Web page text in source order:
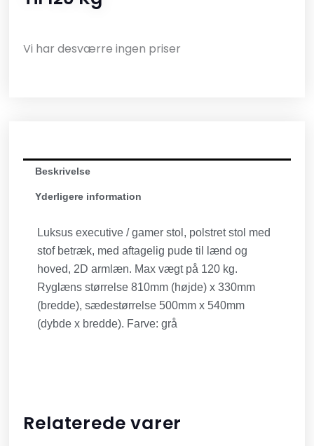
Vi har desværre ingen priser
Beskrivelse
Yderligere information
Luksus executive / gamer stol, polstret stol med
stof betræk, med aftagelig pude til lænd og
hoved, 2D armlæn. Max vægt på 120 kg.
Ryglæns størrelse 810mm (højde) x 330mm
(bredde), sædestørrelse 500mm x 540mm
(dybde x bredde). Farve: grå
Relaterede varer